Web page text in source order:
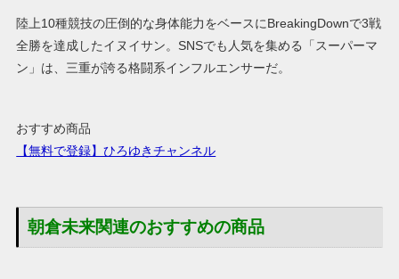
陸上10種競技の圧倒的な身体能力をベースにBreakingDownで3戦
全勝を達成したイヌイサン。SNSでも人気を集める「スーパーマ
ン」は、三重が誇る格闘系インフルエンサーだ。
おすすめ商品
【無料で登録】ひろゆきチャンネル
朝倉未来関連のおすすめの商品